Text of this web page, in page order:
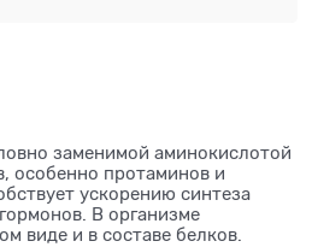
заменимой аминокислотой
особенно протаминов и
ускорению синтеза
В организме
виде и в составе белков.